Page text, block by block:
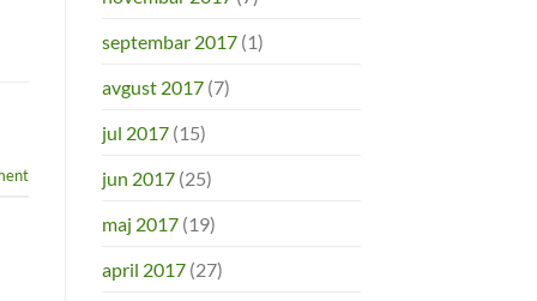
septembar 2017(1)
avgust 2017(7)
jul 2017(15)
jun 2017(25)
maj 2017(19)
april 2017(27)